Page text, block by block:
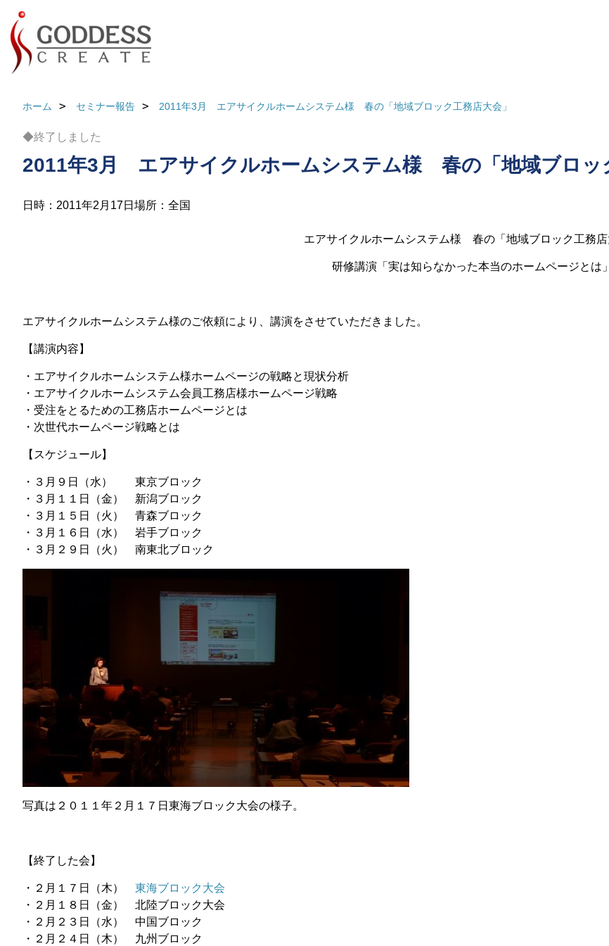
ホーム セミナー報告 2011年3月 エアサイクルホームシステム様 春の「地域ブロック工務店大会」
◆終了しました
2011年3月 エアサイクルホームシステム様 春の「地域ブロッ
日時：2011年2月17日 場所：全国
エアサイクルホームシステム様 春の「地域ブロック工務店
研修講演「実は知らなかった本当のホームページとは」
エアサイクルホームシステム様のご依頼により、講演をさせていただきました。
【講演内容】
・エアサイクルホームシステム様ホームページの戦略と現状分析
・エアサイクルホームシステム会員工務店様ホームページ戦略
・受注をとるための工務店ホームページとは
・次世代ホームページ戦略とは
【スケジュール】
・３月９日（水） 東京ブロック
・３月１１日（金） 新潟ブロック
・３月１５日（火） 青森ブロック
・３月１６日（水） 岩手ブロック
・３月２９日（火） 南東北ブロック
写真は２０１１年２月１７日東海ブロック大会の様子。
【終了した会】
・２月１７日（木） 東海ブロック大会
・２月１８日（金） 北陸ブロック大会
・２月２３日（水） 中国ブロック
・２月２４日（木） 九州ブロック